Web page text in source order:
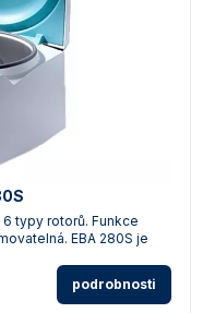
typy rotorů. Funkce
EBA 280S je
podrobnosti